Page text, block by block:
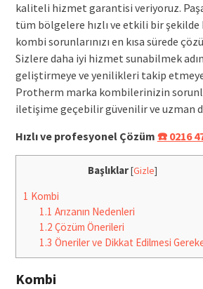
kaliteli hizmet garantisi veriyoruz.
tüm bölgelere hızlı ve etkili bir
kombi sorunlarınızı en kısa sürede
Sizlere daha iyi hizmet sunabilmek
geliştirmeye ve yenilikleri takip
Protherm marka kombilerinizin
iletişime geçebilir güvenilir ve uzman
Hızlı ve profesyonel Çözüm ☎️ 0216
Başlıklar[Gizle]
1 Kombi
1.1 Arızanın Nedenleri
1.2 Çözüm Önerileri
1.3 Öneriler ve Dikkat Edilmesi
Kombi